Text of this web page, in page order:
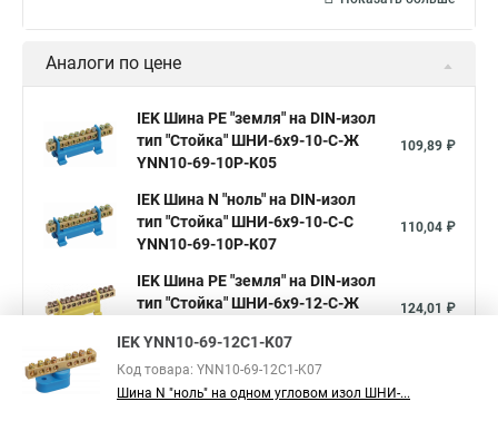
Аналоги по цене
IEK Шина PE "земля" на DIN-изол
тип "Стойка" ШНИ-6х9-10-С-Ж
YNN10-69-10P-K05
109,89 ₽
IEK Шина N "ноль" на DIN-изол
тип "Стойка" ШНИ-6х9-10-С-С
YNN10-69-10P-K07
110,04 ₽
IEK Шина PE "земля" на DIN-изол
тип "Стойка" ШНИ-6х9-12-С-Ж
124,01 ₽
IEK YNN10-69-12C1-K07
Код товара: YNN10-69-12C1-K07
Шина N "ноль" на одном угловом изол ШНИ-...